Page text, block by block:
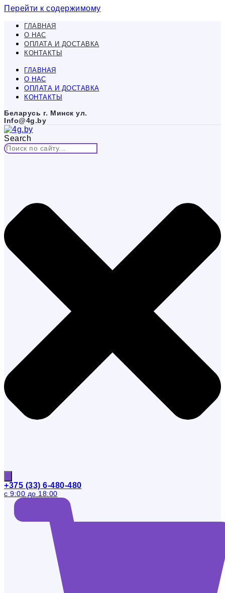
Перейти к содержимому
ГЛАВНАЯ
О НАС
ОПЛАТА И ДОСТАВКА
КОНТАКТЫ
ГЛАВНАЯ
О НАС
ОПЛАТА И ДОСТАВКА
КОНТАКТЫ
Беларусь г. Минск ул.
Info@4g.by
Search
+375 (33) 6-480-480
с 9:00 до 18:00